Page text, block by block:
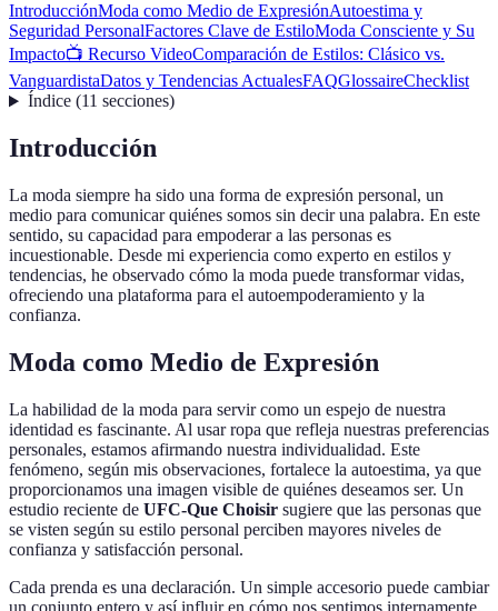
IntroducciónModa como Medio de ExpresiónAutoestima y
Seguridad PersonalFactores Clave de EstiloModa Consciente y Su
Impacto📺 Recurso VideoComparación de Estilos: Clásico vs.
VanguardistaDatos y Tendencias ActualesFAQGlossaireChecklist
Índice(11 secciones)
Introducción
La moda siempre ha sido una forma de expresión personal, un
medio para comunicar quiénes somos sin decir una palabra. En este
sentido, su capacidad para empoderar a las personas es
incuestionable. Desde mi experiencia como experto en estilos y
tendencias, he observado cómo la moda puede transformar vidas,
ofreciendo una plataforma para el autoempoderamiento y la
confianza.
Moda como Medio de Expresión
La habilidad de la moda para servir como un espejo de nuestra
identidad es fascinante. Al usar ropa que refleja nuestras preferencias
personales, estamos afirmando nuestra individualidad. Este
fenómeno, según mis observaciones, fortalece la autoestima, ya que
proporcionamos una imagen visible de quiénes deseamos ser. Un
estudio reciente de UFC-Que Choisir sugiere que las personas que
se visten según su estilo personal perciben mayores niveles de
confianza y satisfacción personal.
Cada prenda es una declaración. Un simple accesorio puede cambiar
un conjunto entero y así influir en cómo nos sentimos internamente.